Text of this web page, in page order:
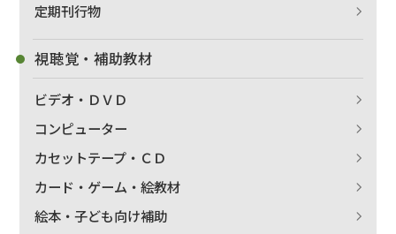
定期刊行物
視聴覚・補助教材
ビデオ・ＤＶＤ
コンピューター
カセットテープ・ＣＤ
カード・ゲーム・絵教材
絵本・子ども向け補助